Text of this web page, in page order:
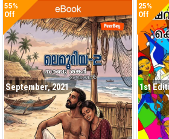
55%
Off
September, 2021
25%
Off
1st